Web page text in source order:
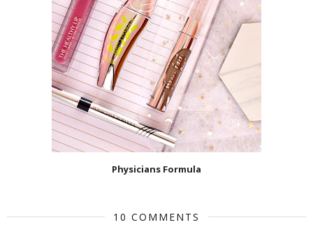
Physicians Formula
10 COMMENTS